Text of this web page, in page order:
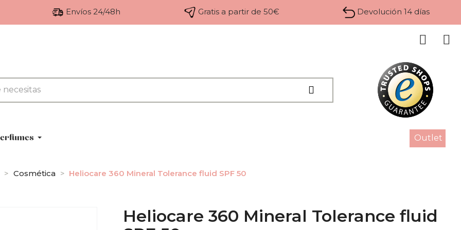
Envíos 24/48h Gratis a partir de 50€ Devolución 14 días
Outlet
Cosmética Heliocare 360 Mineral Tolerance fluid SPF 50
Heliocare 360 Mineral Tolerance fluid